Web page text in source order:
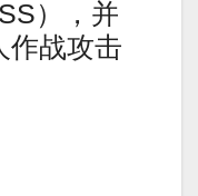
），并
作战攻击